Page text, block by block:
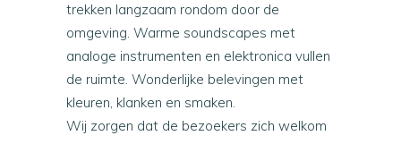
trekken langzaam rondom door de
omgeving. Warme soundscapes met
analoge instrumenten en elektronica vullen
de ruimte. Wonderlijke belevingen met
kleuren, klanken en smaken.
Wij zorgen dat de bezoekers zich welkom